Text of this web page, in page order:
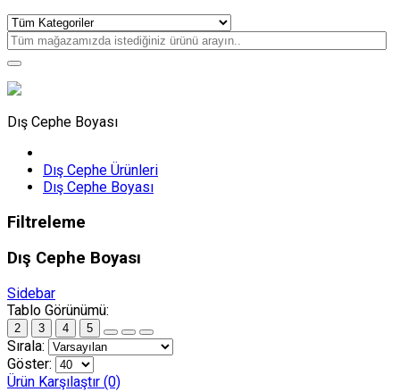
Dış Cephe Boyası
Dış Cephe Ürünleri
Dış Cephe Boyası
Filtreleme
Dış Cephe Boyası
Sidebar
Tablo Görünümü:
2 3 4 5
Sırala:
Göster:
Ürün Karşılaştır (0)